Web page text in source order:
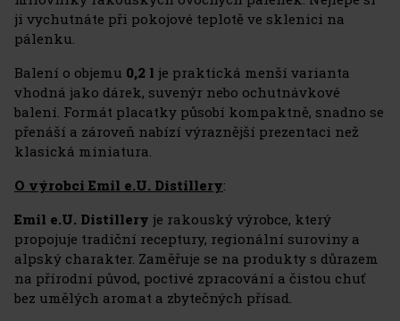
ji vychutnáte při pokojové teplotě ve sklenici na
pálenku.
Balení o objemu 0,2 l je praktická menší varianta
vhodná jako dárek, suvenýr nebo ochutnávkové
balení. Formát placatky působí kompaktně, snadno se
přenáší a zároveň nabízí výraznější prezentaci než
klasická miniatura.
O výrobci Emil e.U. Distillery:
Emil e.U. Distillery je rakouský výrobce, který
propojuje tradiční receptury, regionální suroviny a
alpský charakter. Zaměřuje se na produkty s důrazem
na přírodní původ, poctivé zpracování a čistou chuť
bez umělých aromat a zbytečných přísad.